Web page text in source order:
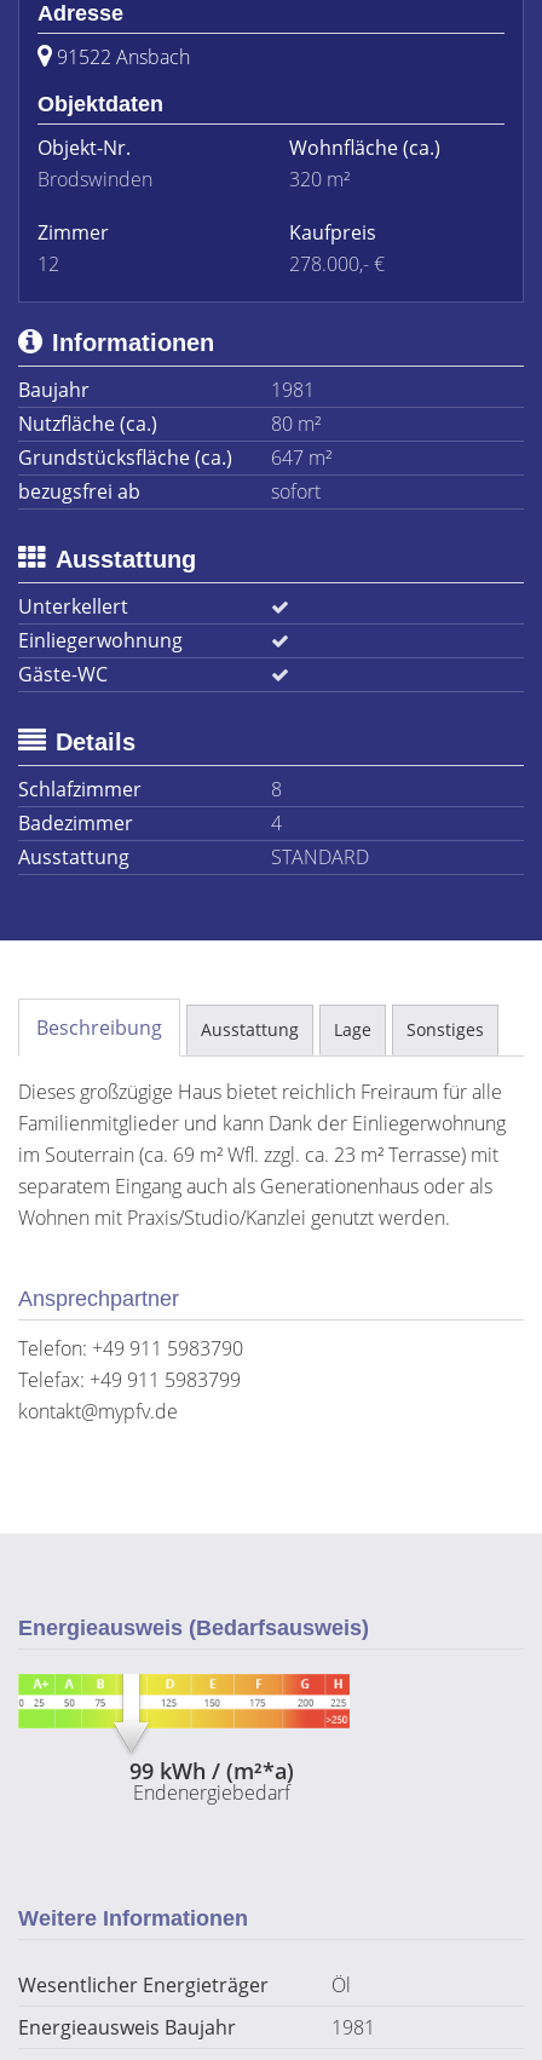
Adresse
91522 Ansbach
Objektdaten
Objekt-Nr.
Brodswinden
Wohnfläche(ca.)
320 m²
Zimmer
12
Kaufpreis
278.000,- €
Informationen
Baujahr
1981
Nutzfläche (ca.)
80 m²
Grundstücksfläche (ca.)
647 m²
bezugsfrei ab
sofort
Ausstattung
Unterkellert
Einliegerwohnung
Gäste-WC
Details
Schlafzimmer
8
Badezimmer
4
Ausstattung
STANDARD
Beschreibung Ausstattung Lage Sonstiges
Dieses großzügige Haus bietet reichlich Freiraum für alle
Familienmitglieder und kann Dank der Einliegerwohnung
im Souterrain (ca. 69 m² Wfl. zzgl. ca. 23 m² Terrasse) mit
separatem Eingang auch als Generationenhaus oder als
Wohnen mit Praxis/Studio/Kanzlei genutzt werden.
Ansprechpartner
Telefon: +49 911 5983790
Telefax: +49 911 5983799
kontakt@mypfv.de
Energieausweis (Bedarfsausweis)
99 kWh / (m²*a)
Endenergiebedarf
Weitere Informationen
Wesentlicher Energieträger
Öl
Energieausweis Baujahr
1981